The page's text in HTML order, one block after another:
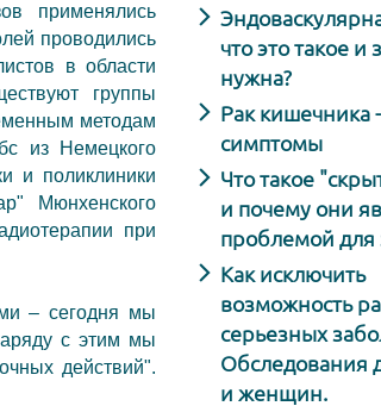
применялись
проводились
в области
группы
методам
из Немецкого
и поликлиники
Мюнхенского
при
– сегодня мы
с этим мы
действий".
что это такое и
нужна?
Рак кишечника
симптомы
Что такое
и почему они
проблемой для
Как исключить
возможность
серьезных
Обследования
и женщин.